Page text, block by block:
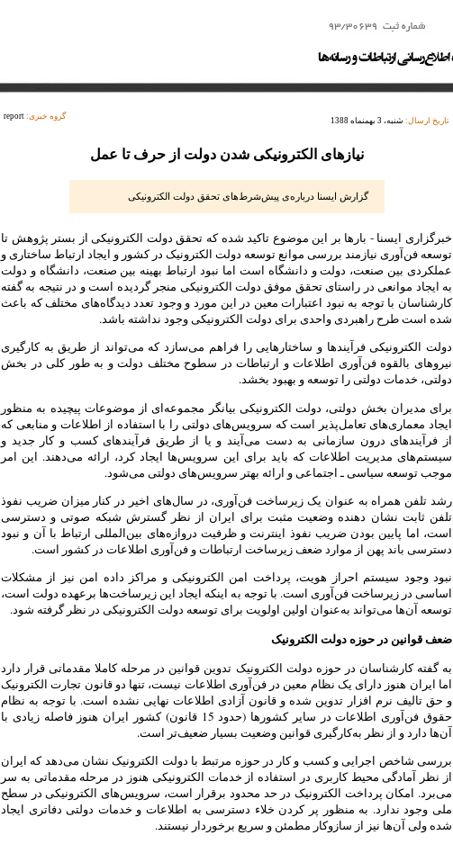
گروه خبری: تاریخ ارسال: شنبه، 3 بهمنماه 1388
نیازهای الکترونیکی شدن دولت از حرف تا عمل
گزارش ایسنا درباره‌ی پیش‌شرط‌های تحقق دولت الکترونیکی
خبرگزاری ایسنا - بارها بر این موضوع تاکید شده که تحقق دولت الکترونیکی از بستر پژوهش تا
توسعه فن‌آوری نیازمند بررسی موانع توسعه دولت الکترونیک در کشور و ایجاد ارتباط ساختاری و
عملکردی بین صنعت، دولت و دانشگاه است اما نبود ارتباط بهینه بین صنعت، دانشگاه و دولت
به ایجاد موانعی در راستای تحقق موفق دولت الکترونیکی منجر گردیده است و در نتیجه به گفته
کارشناسان با توجه به نبود اعتبارات معین در این مورد و وجود تعدد دیدگاه‌های مختلف که باعث
شده است طرح راهبردی واحدی برای دولت الکترونیکی وجود نداشته باشد.
دولت الکترونیکی فرآیندها و ساختارهایی را فراهم می‌سازد که می‌تواند از طریق به کارگیری
نیروهای بالقوه فن‌آوری اطلاعات و ارتباطات در سطوح مختلف دولت و به طور کلی در بخش
دولتی، خدمات دولتی را توسعه و بهبود بخشد.
برای مدیران بخش دولتی، دولت الکترونیکی بیانگر مجموعه‌ای از موضوعات پیچیده به منظور
ایجاد معماری‌های تعامل‌پذیر است که سرویس‌های دولتی را با استفاده از اطلاعات و منابعی که
از فرآیندهای درون سازمانی به دست می‌آیند و یا از طریق فرآیندهای کسب و کار جدید و
سیستم‌های مدیریت اطلاعات که باید برای این سرویس‌ها ایجاد کرد، ارائه می‌دهند. این امر
موجب توسعه سیاسی ـ اجتماعی و ارائه بهتر سرویس‌های دولتی می‌شود.
رشد تلفن همراه به عنوان یک زیرساخت فن‌آوری، در سال‌های اخیر در کنار میزان ضریب نفوذ
تلفن ثابت نشان دهنده وضعیت مثبت برای ایران از نظر گسترش شبکه صوتی و دسترسی
است، اما پایین بودن ضریب نفوذ اینترنت و ظرفیت دروازه‌های بین‌المللی ارتباط با آن و نبود
دسترسی باند پهن از موارد ضعف زیرساخت ارتباطات و فن‌آوری اطلاعات در کشور است.
نبود وجود سیستم احراز هویت، پرداخت امن الکترونیکی و مراکز داده امن نیز از مشکلات
اساسی در زیرساخت‌ فن‌آوری است. با توجه به اینکه ایجاد این زیرساخت‌ها برعهده دولت است،
توسعه آن‌ها می‌تواند به‌عنوان اولین اولویت برای توسعه دولت الکترونیکی در نظر گرفته شود.
ضعف قوانین در حوزه دولت الکترونیک
به گفته کارشناسان در حوزه دولت الکترونیک تدوین قوانین در مرحله کاملا مقدماتی قرار دارد
اما ایران هنوز دارای یک نظام معین در فن‌آوری اطلاعات نیست، تنها دو قانون تجارت الکترونیک
و حق تالیف نرم افزار تدوین شده و قانون آزادی اطلاعات نهایی نشده است. با توجه به نظام
حقوق فن‌آوری اطلاعات در سایر کشورها (حدود 15 قانون) کشور ایران هنوز فاصله زیادی با
آن‌ها دارد و از نظر به‌کارگیری قوانین وضعیت بسیار ضعیف‌تر است.
بررسی شاخص اجرایی و کسب و کار در حوزه مرتبط با دولت الکترونیک نشان می‌دهد که ایران
از نظر آمادگی محیط کاربری در استفاده از خدمات الکترونیکی هنوز در مرحله مقدماتی به سر
می‌برد. امکان پرداخت الکترونیک در حد محدود برقرار است، سرویس‌های الکترونیکی در سطح
ملی وجود ندارد. به منظور پر کردن خلاء دسترسی به اطلاعات و خدمات دولتی دفاتری ایجاد
شده ولی آن‌ها نیز از سازوکار مطمئن و سریع برخوردار نیستند.